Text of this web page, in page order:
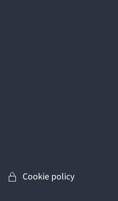
Cookie policy